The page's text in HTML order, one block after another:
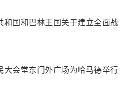
国和巴林王国关于建立全面战
会堂东门外广场为哈马德举行